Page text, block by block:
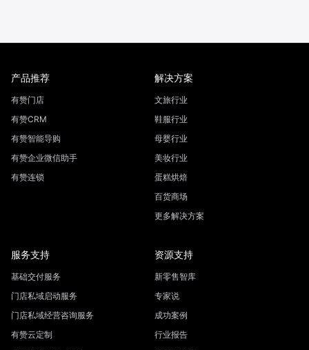
产品推荐
有赞门店
有赞CRM
有赞智能导购
有赞企业微信助手
有赞连锁
解决方案
文旅行业
鞋服行业
母婴行业
美妆行业
蛋糕烘焙
百货商场
更多解决方案
服务支持
基础交付服务
门店私域启动服务
门店私域经营咨询服务
有赞云定制
资源支持
新零售智库
专家说
成功案例
行业报告